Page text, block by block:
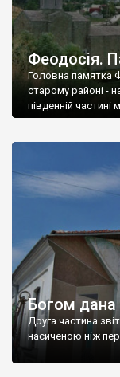
Феодосія.
Головна памятка
старому районі -
південній частині
Богом дана
Друга частина
насиченою ніж